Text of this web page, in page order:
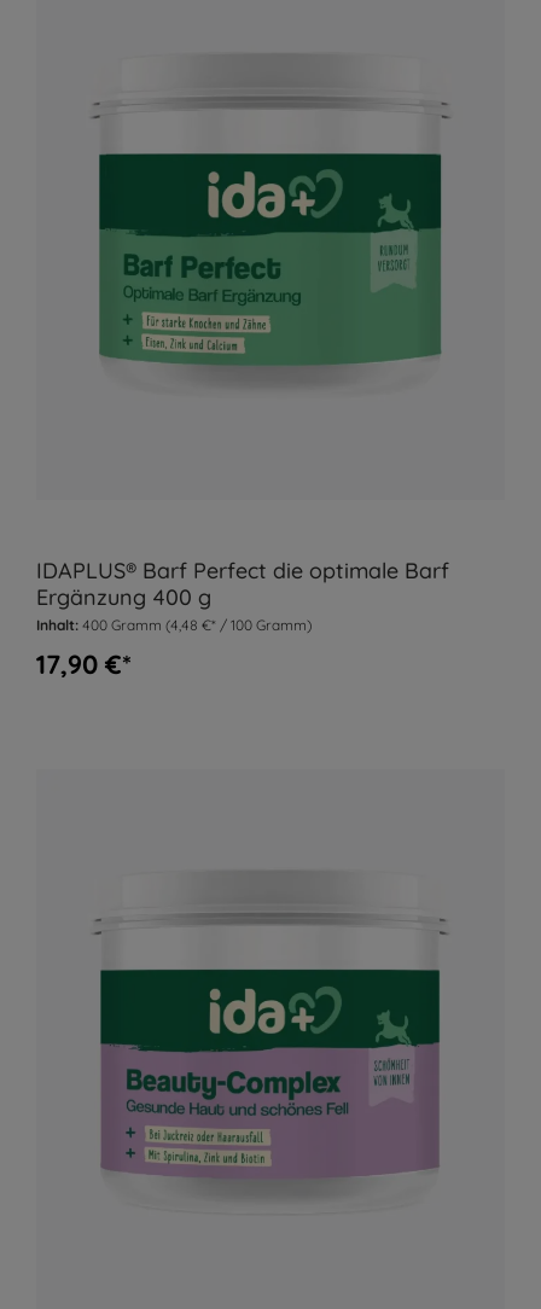
IDAPLUS® Barf Perfect die optimale Barf
Ergänzung 400 g
Inhalt: 400 Gramm (4,48 €* / 100 Gramm)
17,90 €*